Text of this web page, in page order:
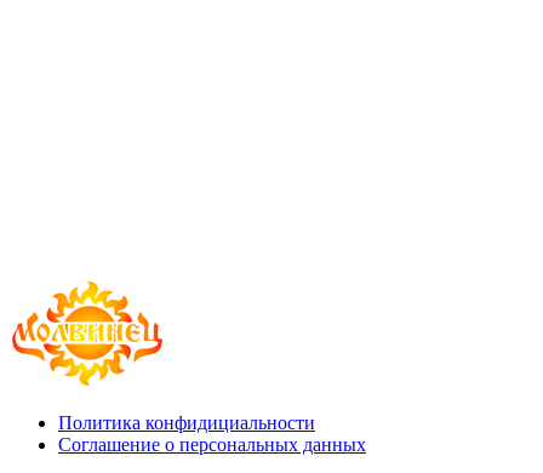
Политика конфидициальности
Соглашение о персональных данных